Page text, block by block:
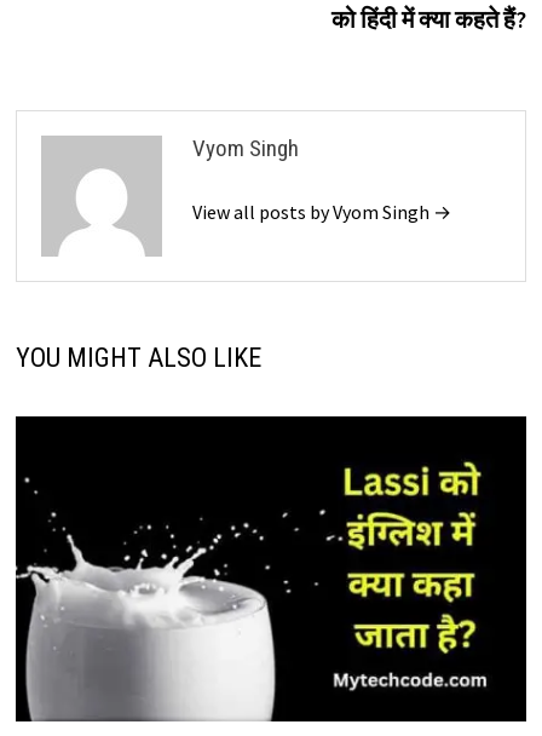
को हिंदी में क्या कहते हैं?
Vyom Singh
View all posts by Vyom Singh →
YOU MIGHT ALSO LIKE